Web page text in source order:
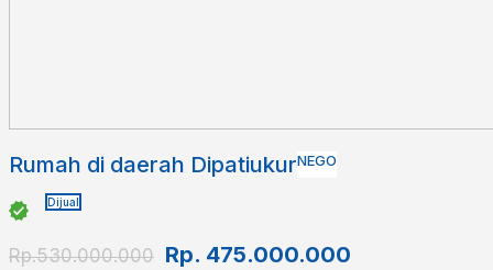
Rumah di daerah DipatiukurNEGO
Dijual
Rp.530.000.000 Rp. 475.000.000